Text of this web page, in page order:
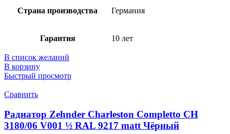
Страна производства Германия
Гарантия 10 лет
В список желаний
В корзину
Быстрый просмотр
Сравнить
Радиатор Zehnder Charleston Completto CH
3180/06 V001 ½ RAL 9217 matt Чёрный